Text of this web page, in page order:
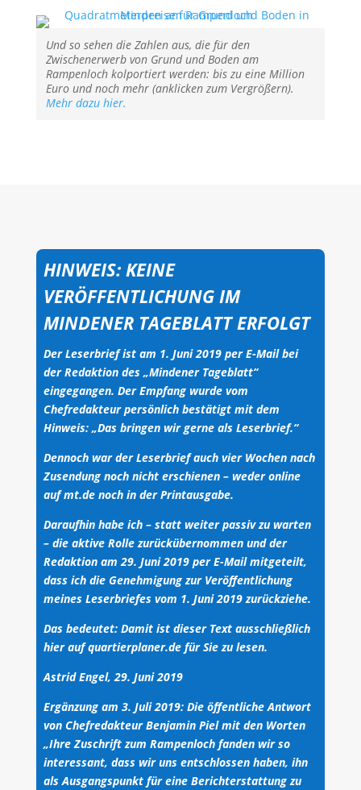
Und so sehen die Zahlen aus, die für den
Zwischenerwerb von Grund und Boden am
Rampenloch kolportiert werden: bis zu eine Million
Euro und noch mehr (anklicken zum Vergrößern).
Mehr dazu hier.
HINWEIS: KEINE
VERÖFFENTLICHUNG IM
MINDENER TAGEBLATT ERFOLGT
Der Leserbrief ist am 1. Juni 2019 per E-Mail bei
der Redaktion des „Mindener Tageblatt“
eingegangen. Der Empfang wurde vom
Chefredakteur persönlich bestätigt mit dem
Hinweis: „Das bringen wir gerne als Leserbrief.“
Dennoch war der Leserbrief auch vier Wochen nach
Zusendung noch nicht erschienen – weder online
auf mt.de noch in der Printausgabe.
Daraufhin habe ich – statt weiter passiv zu warten
– die aktive Rolle zurückübernommen und der
Redaktion am 29. Juni 2019 per E-Mail mitgeteilt,
dass ich die Genehmigung zur Veröffentlichung
meines Leserbriefes vom 1. Juni 2019 zurückziehe.
Das bedeutet: Damit ist dieser Text ausschließlich
hier auf quartierplaner.de für Sie zu lesen.
Astrid Engel, 29. Juni 2019
Ergänzung am 3. Juli 2019: Die öffentliche Antwort
von Chefredakteur Benjamin Piel mit den Worten
„Ihre Zuschrift zum Rampenloch fanden wir so
interessant, dass wir uns entschlossen haben, ihn
als Ausgangspunkt für eine Berichterstattung zu